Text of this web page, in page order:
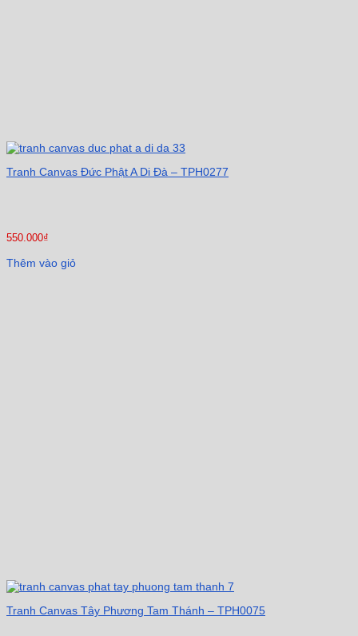
Tranh Canvas Đức Phật A Di Đà – TPH0277
550.000₫
Thêm vào giỏ
Tranh Canvas Tây Phương Tam Thánh – TPH0075